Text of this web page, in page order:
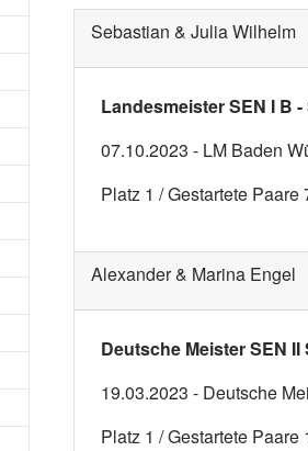
Sebastian & Julia Wilhelm
Landesmeister SEN I B
07.10.2023 - LM Baden
Platz 1 / Gestartete Paare
Alexander & Marina Engel
Deutsche Meister SEN II
19.03.2023 - Deutsche
Platz 1 / Gestartete Paare